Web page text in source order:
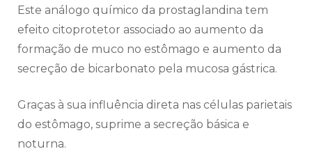
Este análogo químico da prostaglandina tem
efeito citoprotetor associado ao aumento da
formação de muco no estômago e aumento da
secreção de bicarbonato pela mucosa gástrica.
Graças à sua influência direta nas células parietais
do estômago, suprime a secreção básica e
noturna.